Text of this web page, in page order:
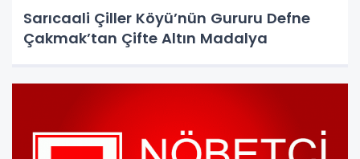
Sarıcaali Çiller Köyü’nün Gururu Defne
Çakmak’tan Çifte Altın Madalya